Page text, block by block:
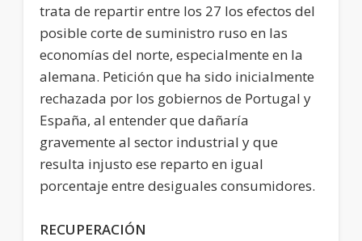
trata de repartir entre los 27 los efectos del
posible corte de suministro ruso en las
economías del norte, especialmente en la
alemana. Petición que ha sido inicialmente
rechazada por los gobiernos de Portugal y
España, al entender que dañaría
gravemente al sector industrial y que
resulta injusto ese reparto en igual
porcentaje entre desiguales consumidores.
RECUPERACIÓN